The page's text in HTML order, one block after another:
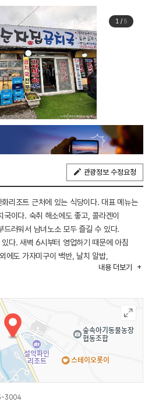
1/ 5
관광정보 수정요청
리조트 근처에 있는 식당이다. 대표 메뉴는
국이다. 숙취 해소에도 좋고, 콜라겐이
드러워서 남녀노소 모두 즐길 수 있다.
다. 새벽 6시부터 영업하기 때문에 아침
에도 가자미구이 백반, 날치 알밥,
가자미조림이나 오징어순대 등 다양한
내용 더보기
3004